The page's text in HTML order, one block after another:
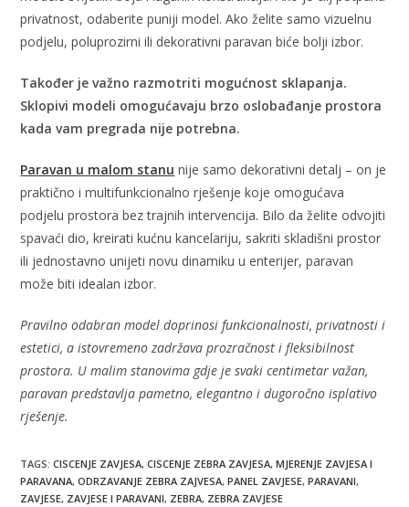
privatnost, odaberite puniji model. Ako želite samo vizuelnu
podjelu, poluprozirni ili dekorativni paravan biće bolji izbor.
Također je važno razmotriti mogućnost sklapanja.
Sklopivi modeli omogućavaju brzo oslobađanje prostora
kada vam pregrada nije potrebna.
Paravan u malom stanu nije samo dekorativni detalj – on je
praktično i multifunkcionalno rješenje koje omogućava
podjelu prostora bez trajnih intervencija. Bilo da želite odvojiti
spavaći dio, kreirati kućnu kancelariju, sakriti skladišni prostor
ili jednostavno unijeti novu dinamiku u enterijer, paravan
može biti idealan izbor.
Pravilno odabran model doprinosi funkcionalnosti, privatnosti i
estetici, a istovremeno zadržava prozračnost i fleksibilnost
prostora. U malim stanovima gdje je svaki centimetar važan,
paravan predstavlja pametno, elegantno i dugoročno isplativo
rješenje.
TAGS:CISCENJE ZAVJESA, CISCENJE ZEBRA ZAVJESA, MJERENJE ZAVJESA I
PARAVANA, ODRZAVANJE ZEBRA ZAJVESA, PANEL ZAVJESE, PARAVANI,
ZAVJESE, ZAVJESE I PARAVANI, ZEBRA, ZEBRA ZAVJESE